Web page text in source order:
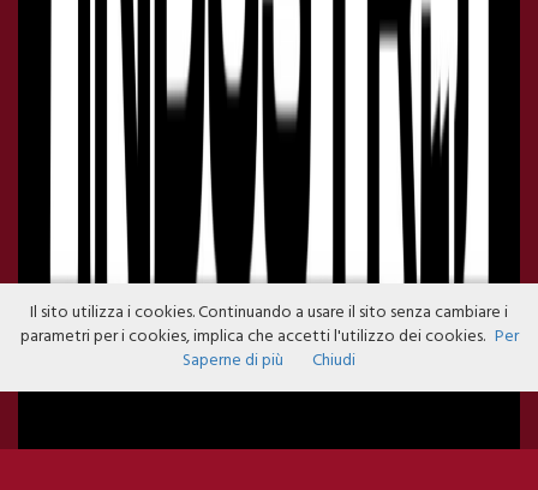
Il sito utilizza i cookies. Continuando a usare il sito senza cambiare i
parametri per i cookies, implica che accetti l'utilizzo dei cookies. Per
Saperne di più
Chiudi